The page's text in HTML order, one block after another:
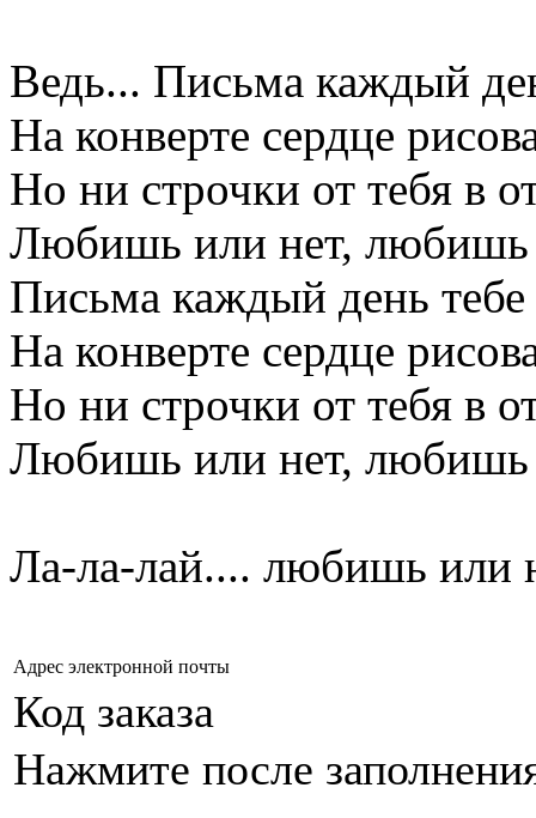
Ведь... Письма каждый
На конверте сердце
Но ни строчки от тебя в
Любишь или нет, любишь
Письма каждый день тебе
На конверте сердце
Но ни строчки от тебя в
Любишь или нет, любишь
Ла-ла-лай.... любишь или
Адрес электронной почты
Код заказа
Нажмите после